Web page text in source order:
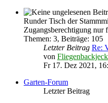
Runder Tisch der
Zugangsberechtigung nur
Themen: 3, Beiträge: 105
Letzter Beitrag Re:
von Fliegenbackjeck
Fr 17. Dez 2021,
Garten-Forum
Letzter Beitrag